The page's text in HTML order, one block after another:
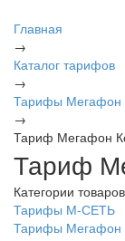
Главная
→
Каталог тарифов
→
Тарифы Мегафон
→
Тариф Мегафон
Тариф
Категории товаров
Тарифы М-СЕТЬ
Тарифы Мегафон